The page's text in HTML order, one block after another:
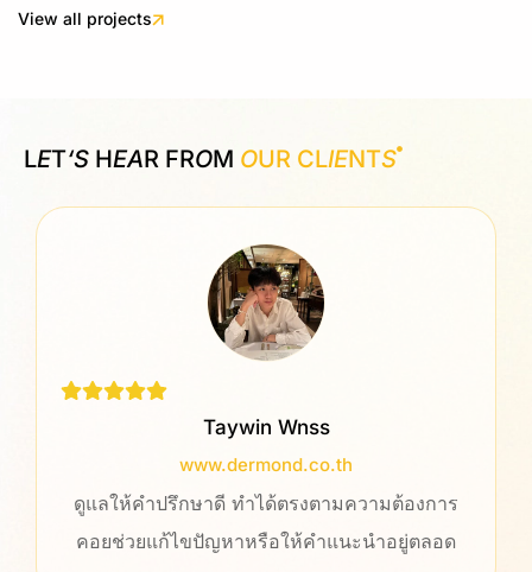
View all projects
LET‘S HEAR FROM OUR CLIENTS
Taywin Wnss
www.dermond.co.th
ดูแลให้คำปรึกษาดี ทำได้ตรงตามความต้องการ
คอยช่วยแก้ไขปัญหาหรือให้คำแนะนำอยู่ตลอด